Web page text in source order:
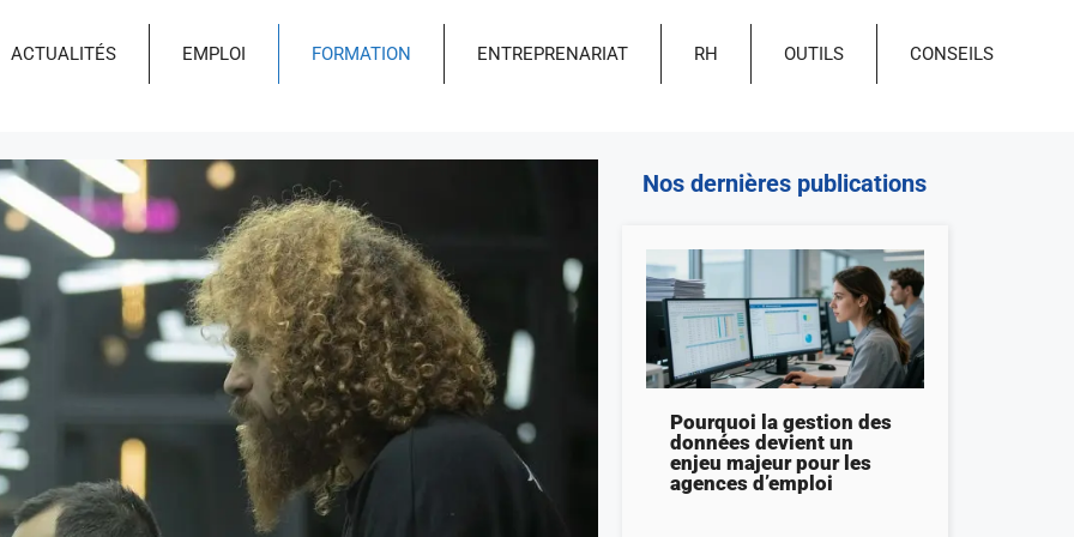
ACTUALITÉS EMPLOI FORMATION ENTREPRENARIAT RH OUTILS CONSEILS
Nos dernières publications
Pourquoi la gestion des
données devient un
enjeu majeur pour les
agences d’emploi